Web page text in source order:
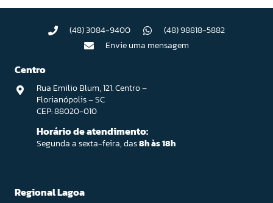
(48) 3084-9400
(48) 98818-5882
Envie uma mensagem
Centro
Rua Emilio Blum, 121. Centro –
Florianópolis – SC
CEP: 88020-010
Horário de atendimento:
Segunda a sexta-feira, das8h às 18h
Regional Lagoa